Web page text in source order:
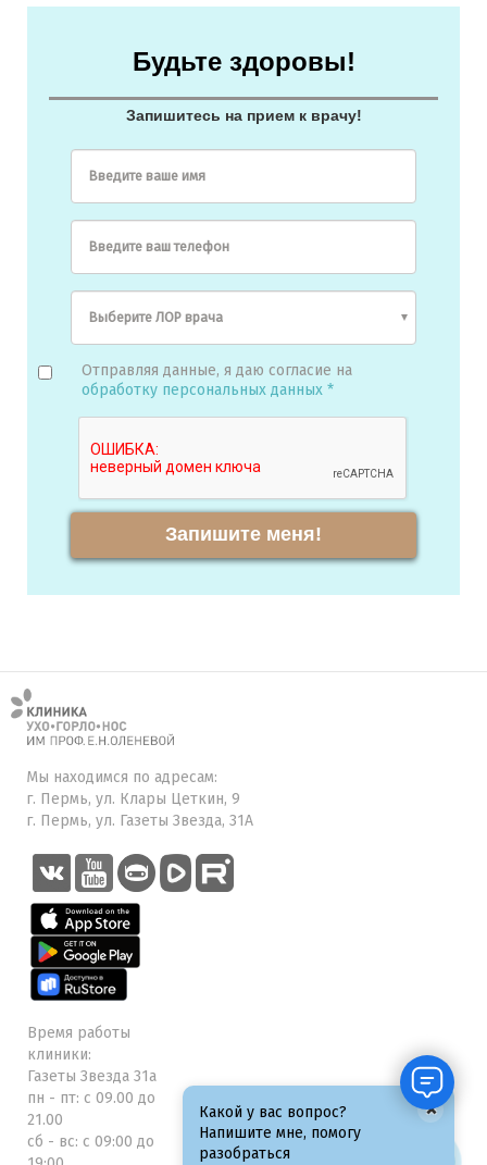
Будьте здоровы!
Запишитесь на прием к врачу!
Введите ваше имя
Введите ваш телефон
Отправляя данные, я даю согласие на
обработку персональных данных *
Запишите меня!
Мы находимся по адресам:
г. Пермь, ул. Клары Цеткин, 9
г. Пермь, ул. Газеты Звезда, 31А
Время работы
клиники:
Газеты Звезда 31а
пн - пт: с 09.00 до
21.00
сб - вс: с 09:00 до
Какой у вас вопрос?
Напишите мне, помогу
разобраться
×